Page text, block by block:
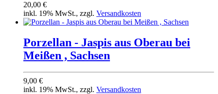
20,00 €
inkl. 19% MwSt., zzgl. Versandkosten
Porzellan - Jaspis aus Oberau bei
Meißen , Sachsen
9,00 €
inkl. 19% MwSt., zzgl. Versandkosten